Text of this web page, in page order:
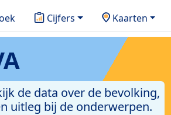
Cijfers Kaarten
de data over de bevolking,
uitleg bij de onderwerpen.